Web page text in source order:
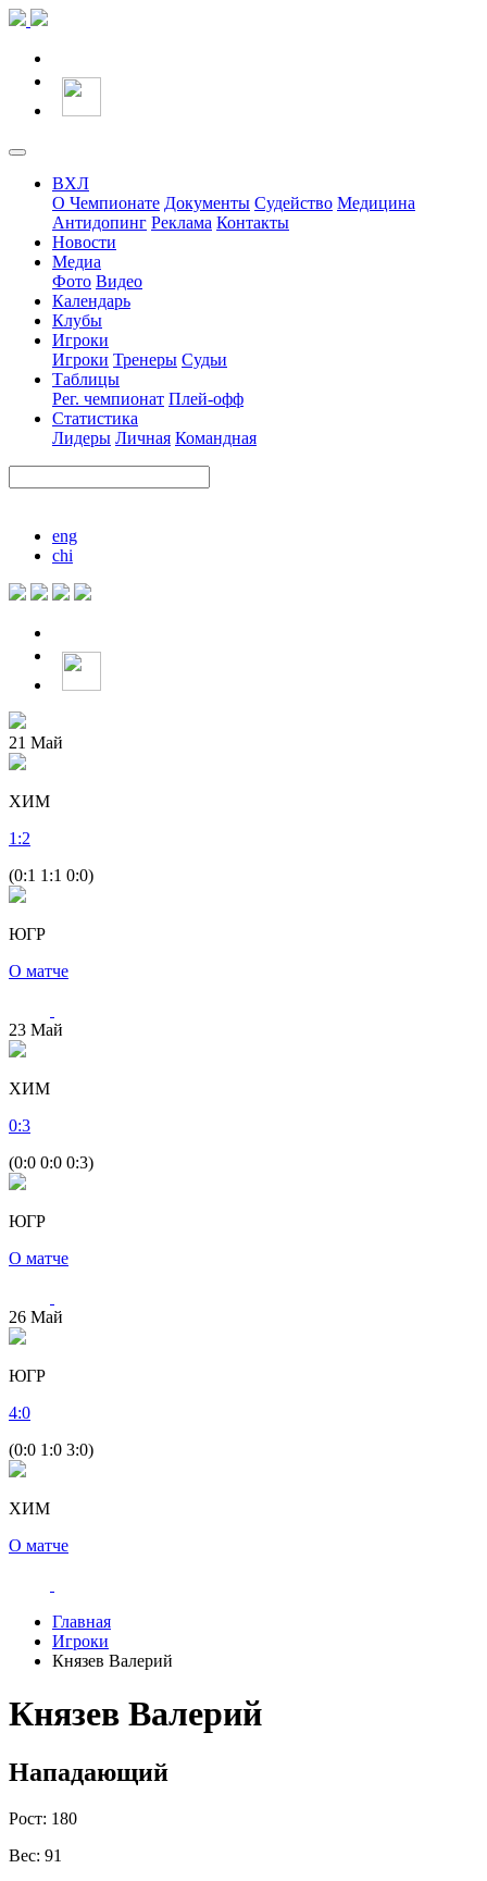
ВХЛ
О Чемпионате Документы Судейство Медицина
Антидопинг Реклама Контакты
Новости
Медиа
Фото Видео
Календарь
Клубы
Игроки
Игроки Тренеры Судьи
Таблицы
Рег. чемпионат Плей-офф
Статистика
Лидеры Личная Командная
eng
chi
21 Май
ХИМ
1 :2
(0:1 1:1 0:0)
ЮГР
О матче
23 Май
ХИМ
0:3
(0:0 0:0 0:3)
ЮГР
О матче
26 Май
ЮГР
4:0
(0:0 1:0 3:0)
ХИМ
О матче
Главная
Игроки
Князев Валерий
Князев Валерий
Нападающий
Рост: 180
Вес: 91